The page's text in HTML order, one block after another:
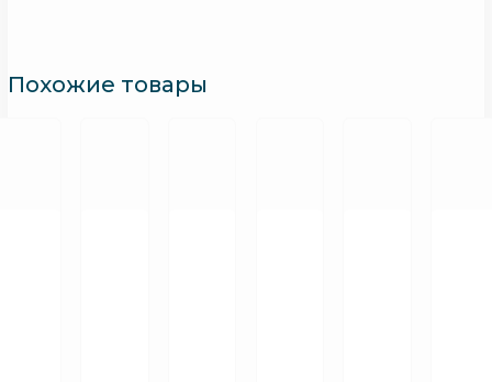
Похожие товары